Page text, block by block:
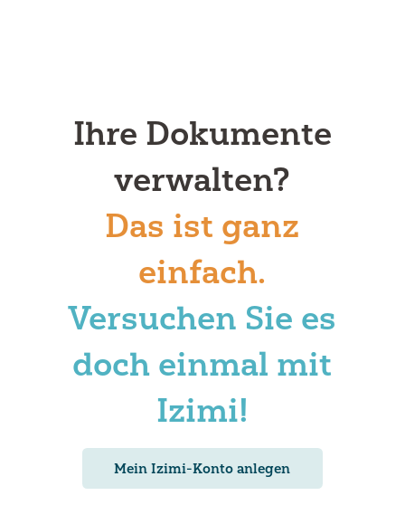
Ihre Dokumente
verwalten?
Das ist ganz
einfach.
Versuchen Sie es
doch einmal mit
Izimi!
Mein Izimi-Konto anlegen